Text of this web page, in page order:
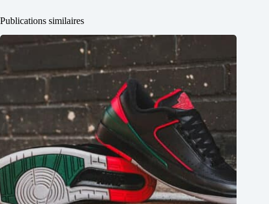
Publications similaires